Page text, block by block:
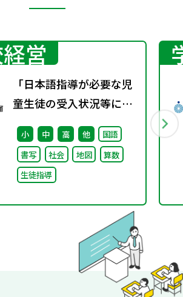
営
「日本語指導が必要な児
童生徒の受入状況等に関
する調査（令和5年
度）」の結果について
小 中 高 他
国語
書写
社会 地図
算数
生徒指導